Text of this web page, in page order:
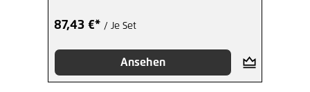
87,43 €* / Je Set
Ansehen